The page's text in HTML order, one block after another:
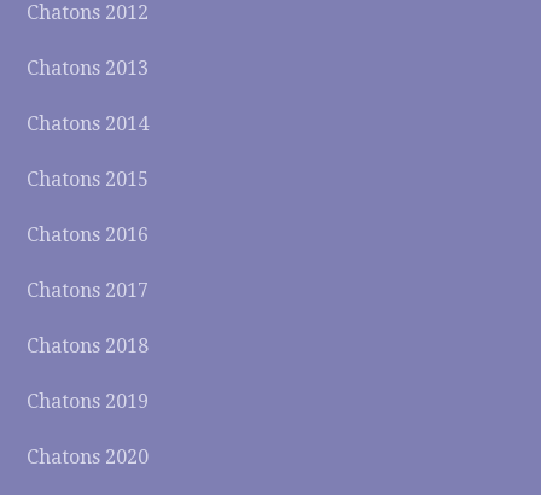
Chatons 2012
Chatons 2013
Chatons 2014
Chatons 2015
Chatons 2016
Chatons 2017
Chatons 2018
Chatons 2019
Chatons 2020